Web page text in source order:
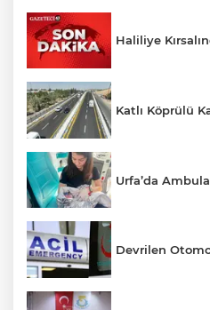
Haliliye
Katlı Köprülü
Urfa’da
Devrilen